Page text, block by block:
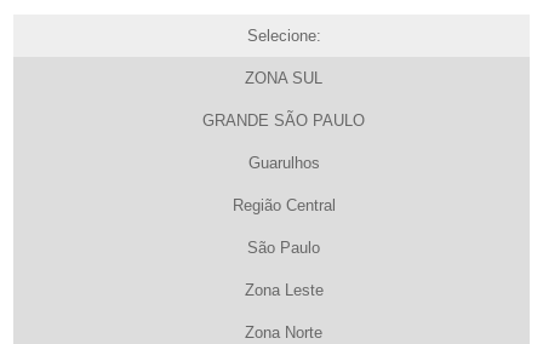
Selecione:
ZONA SUL
GRANDE SÃO PAULO
Guarulhos
Região Central
São Paulo
Zona Leste
Zona Norte